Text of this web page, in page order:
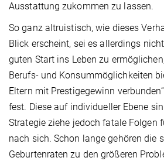
Ausstattung zukommen zu lassen.
So ganz altruistisch, wie dieses
Blick erscheint, sei es allerdings
guten Start ins Leben zu
Berufs- und Konsummöglichkeiten
Eltern mit Prestigegewinn
fest. Diese auf individueller Ebene
Strategie ziehe jedoch fatale Folgen
nach sich. Schon lange gehören die
Geburtenraten zu den größeren